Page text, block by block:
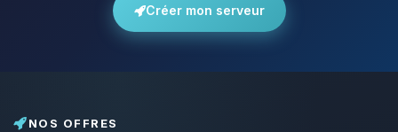
Créer mon serveur
NOS OFFRES